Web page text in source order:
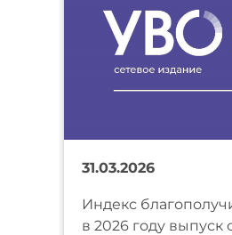
31.03.2026
Индекс
в 2026 году выпуск